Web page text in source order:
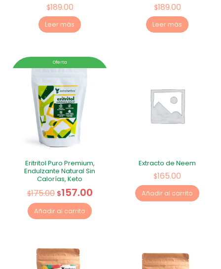
$189.00
Leer más
$189.00
Leer más
Oferta
Eritritol Puro Premium,
Endulzante Natural Sin
Calorías, Keto
$175.00 $157.00
Añadir al carrito
Extracto de Neem
$165.00
Añadir al carrito